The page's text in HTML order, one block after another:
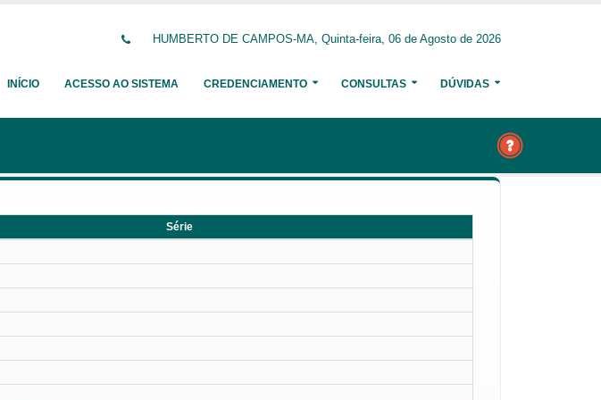
HUMBERTO DE CAMPOS-MA, Quinta-feira, 06 de Agosto de 2026
INÍCIO ACESSO AO SISTEMA CREDENCIAMENTO CONSULTAS DÚVIDAS
Série